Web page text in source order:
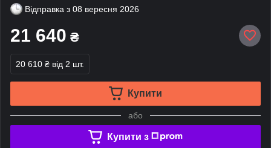
Відправка з 08 вересня 2026
21 640 ₴
20 610 ₴ від 2 шт.
Купити
або
Купити з